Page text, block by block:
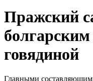
Пражский
говядиной
Главными